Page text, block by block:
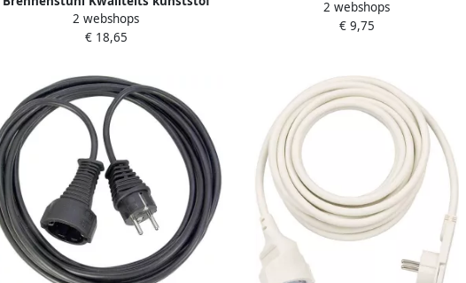
verlengsnoer met platte stekker 10m
H05VV-F3G1 5 wit 1168980210
2 webshops
€ 18,65
kunststof verlengsnoer 5m wit H05VV-
F 3G1 5 |
2 webshops
€ 9,75